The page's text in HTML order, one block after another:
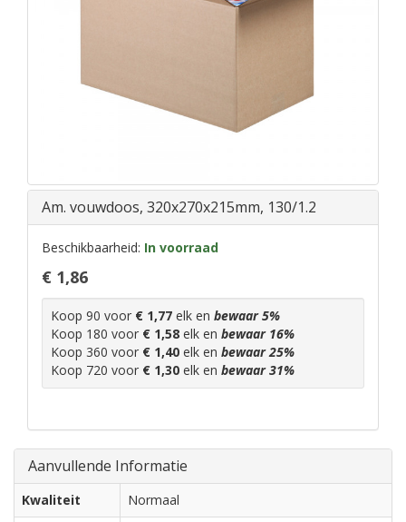
Am. vouwdoos, 320x270x215mm, 130/1.2
Beschikbaarheid: In voorraad
€ 1,86
Koop 90 voor € 1,77 elk en bewaar5%
Koop 180 voor € 1,58 elk en bewaar 16%
Koop 360 voor € 1,40 elk en bewaar25%
Koop 720 voor € 1,30 elk en bewaar31%
Aanvullende Informatie
Kwaliteit
Normaal